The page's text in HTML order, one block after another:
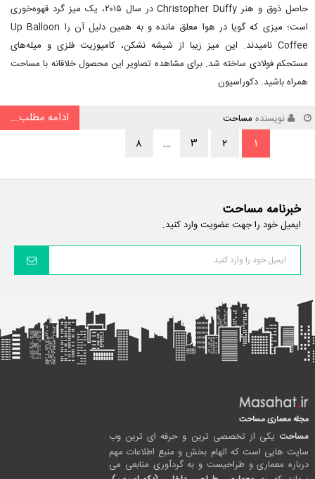
حاصل ذوق و هنر Christopher Duffy در سال ۲۰۱۵، یک میز گرد قهوه‌خوری
است؛ میزی که گویا در هوا معلق مانده و به همین دلیل آن را Up Balloon
Coffee نامیدند. این میز زیبا از شیشه نشکن، کامپوزیت فلزی و میله‌های
مستحکم فولادی ساخته شد. برای مشاهده تصاویر این محصول خلاقانه با مساحت
همراه باشید. دکوراسیون
نویسنده مساحت
ادامه مطلب...
۱
۲ ۳ … ۸
خبرنامه مساحت
ایمیل خود را جهت عضویت وارد کنید.
مجله معماری مساحت
مساحت یکی از تخصصی ترین و حرفه ای ترین وب
سایت هایی است که الهام بخش و منبع اطلاعات مهم
درباره معماری و طراحیست و به گردآوری منابعی می